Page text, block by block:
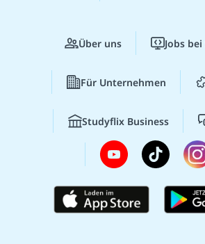
Über uns Jobs
Für Unternehmen
Studyflix Business